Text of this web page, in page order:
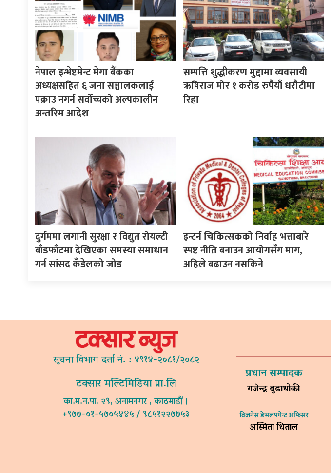
नेपाल इन्भेष्टमेन्ट मेगा बैंकका
अध्यक्षसहित ६ जना सञ्चालकलाई
पक्राउ नगर्न सर्वोच्चको अल्पकालीन
अन्तरिम आदेश
सम्पत्ति शुद्धीकरण मुद्दामा व्यवसायी
ऋषिराज मोर १ करोड रुपैयाँ धरौटीमा
रिहा
दुर्गममा लगानी सुरक्षा र विद्युत रोयल्टी
बाँडफाँटमा देखिएका समस्या समाधान
गर्न सांसद कँडेलको जोड
इन्टर्न चिकित्सकको निर्वाह भत्ताबारे
स्पष्ट नीति बनाउन आयोगसँग माग,
अहिले बढाउन नसकिने
सूचना विभाग दर्ता नं. : ४९१४-२०८१/२०८२
टक्सार मल्टिमिडिया प्रा.लि
का.म.न.पा. २९, अनामनगर , काठमाडौं ।
+९७७-०१-५७०५४४५ / ९८५१२२७७५३
प्रधान सम्पादक
गजेन्द्र बुढाथोकी
विजनेस डेभलपमेन्ट अफिसर
अस्मिता धिताल